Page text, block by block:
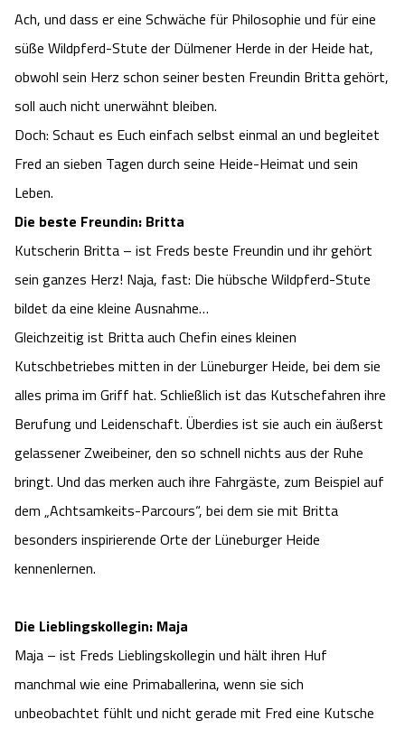
Pensionen
Camping
Urlaub auf dem Bauernhof
Last Minute
Anreise
Kataloge
Videos
Angebote
Fahrrad Urlaub
Reiten
Kutschen
Regionale Küche
HeideSpezialitäten
Unterkünfte
Naturhotels
Urlaub auf dem Bauernhof
Veranstaltungen
Serengeti Park
Wildpark Lüneburger Heide
Wildpark Schwarze Berge
Otter Zentrum
Snow World Bispingen
Ralf Schumacher Kart & Bowl
Das verrückte Haus
Abenteuerland Trampolin-Park
Unterkünfte
Ausflugsziele
Hotels mit Schwimmbad
Veranstaltungen
Die Residenzstadt Celle
Sehenswürdigkeiten Celle
Kulinarisches Celle
Unterkünfte Celle
Veranstaltungen & Führungen Celle
Ach, und dass er eine Schwäche für Philosophie und für eine
süße Wildpferd-Stute der Dülmener Herde in der Heide hat,
obwohl sein Herz schon seiner besten Freundin Britta gehört,
soll auch nicht unerwähnt bleiben.
Doch: Schaut es Euch einfach selbst einmal an und begleitet
Fred an sieben Tagen durch seine Heide-Heimat und sein
Leben.
Die beste Freundin: Britta
Kutscherin Britta – ist Freds beste Freundin und ihr gehört
sein ganzes Herz! Naja, fast: Die hübsche Wildpferd-Stute
bildet da eine kleine Ausnahme…
Gleichzeitig ist Britta auch Chefin eines kleinen
Kutschbetriebes mitten in der Lüneburger Heide, bei dem sie
alles prima im Griff hat. Schließlich ist das Kutschefahren ihre
Berufung und Leidenschaft. Überdies ist sie auch ein äußerst
gelassener Zweibeiner, den so schnell nichts aus der Ruhe
bringt. Und das merken auch ihre Fahrgäste, zum Beispiel auf
dem „Achtsamkeits-Parcours“, bei dem sie mit Britta
besonders inspirierende Orte der Lüneburger Heide
kennenlernen.
Die Lieblingskollegin: Maja
Maja – ist Freds Lieblingskollegin und hält ihren Huf
manchmal wie eine Primaballerina, wenn sie sich
unbeobachtet fühlt und nicht gerade mit Fred eine Kutsche